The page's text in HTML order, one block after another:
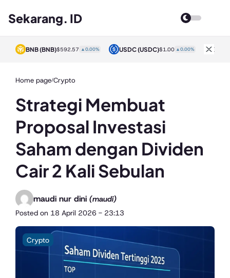
Sekarang. ID
BNB(BNB)$592.57 ▲0.00% USDC(USDC)$1.00 ▲0.00% XRP
Home page/Crypto
Strategi Membuat
Proposal Investasi
Saham dengan Dividen
Cair 2 Kali Sebulan
maudi nur dini (maudi)
Posted on 18 April 2026 - 23:13
Crypto